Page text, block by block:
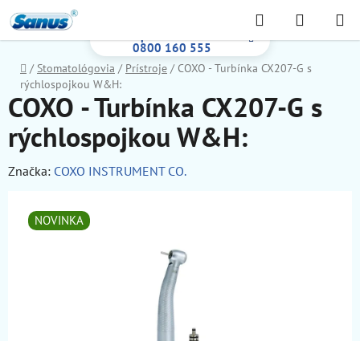
na
obsah
0800 160 555
Hľadať
KOŠÍK
Domov
/ Stomatológovia / Prístroje / COXO - Turbínka CX207-G s
rýchlospojkou W&H:
COXO - Turbínka CX207-G s
rýchlospojkou W&H:
Značka: COXO INSTRUMENT CO.
NOVINKA